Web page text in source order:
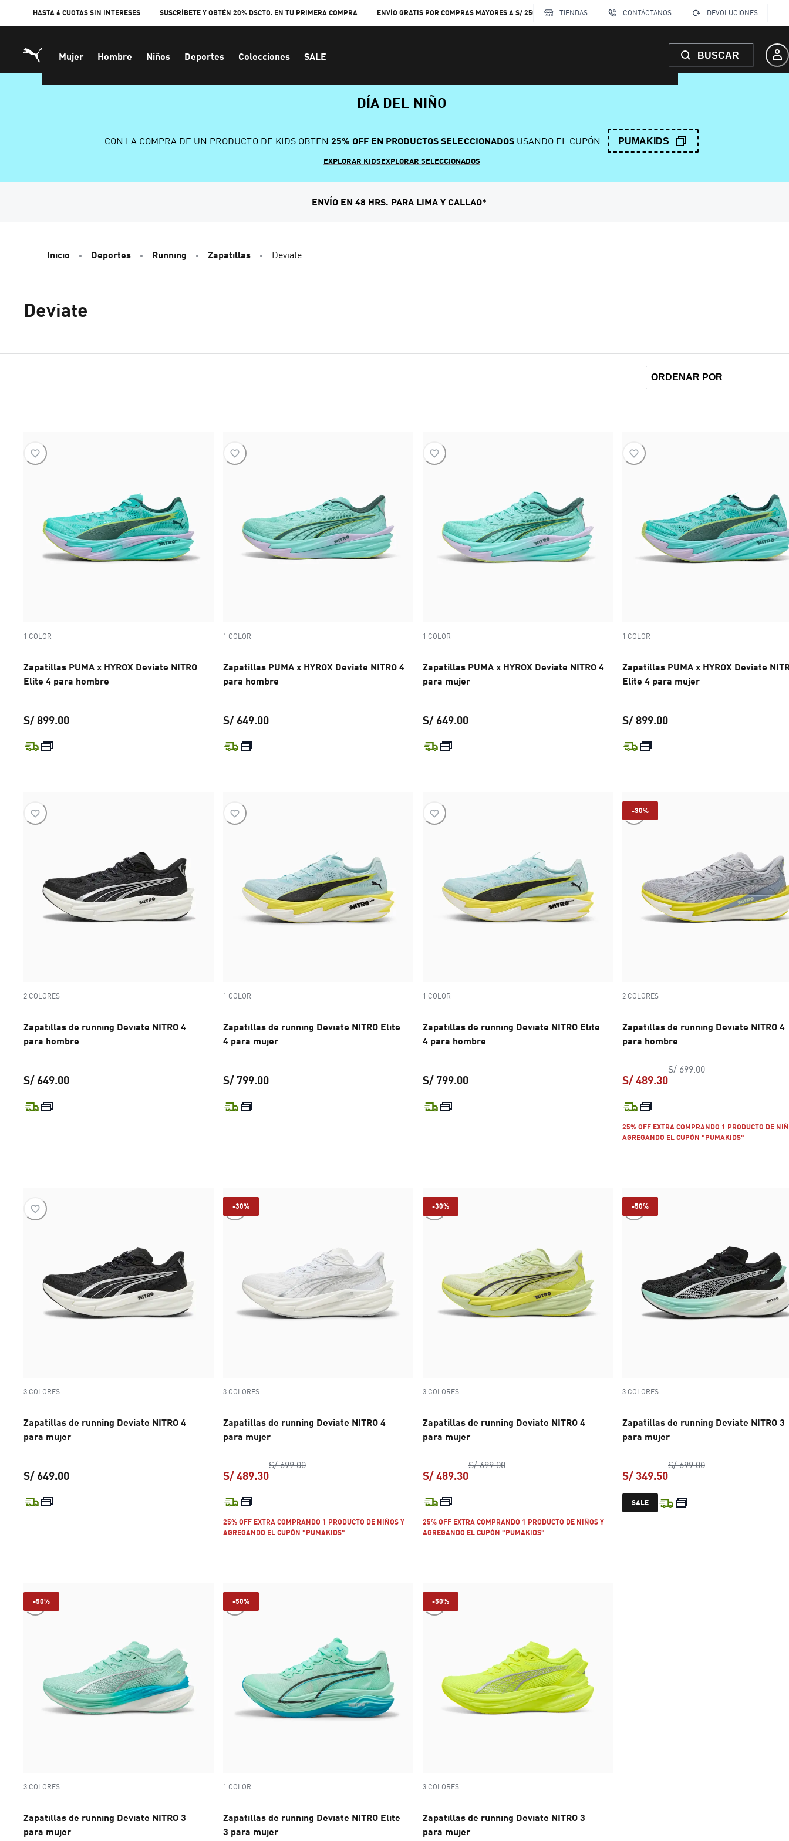
HASTA 6 CUOTAS SIN INTERESES SUSCRÍBETE Y OBTÉN 20% DSCTO. EN TU PRIMERA COMPRA ENVÍO GRATIS POR COMPRAS MAYORES A S/ 250 TIENDAS CONTÁCTANOS DEVOLUCIONES
Mujer Hombre Niños Deportes Colecciones SALE BUSCAR
DÍA DEL NIÑO
CON LA COMPRA DE UN PRODUCTO DE KIDS OBTEN 25% OFF EN PRODUCTOS SELECCIONADOSUSANDO EL CUPÓN PUMAKIDS
EXPLORAR KIDSEXPLORAR SELECCIONADOS
ENVÍO EN 48 HRS. PARA LIMA Y CALLAO*
Inicio Deportes Running Zapatillas Deviate
Deviate
1 COLOR
Zapatillas PUMA x HYROX Deviate NITRO
Elite 4 para hombre
S/ 899.00
1 COLOR
Zapatillas PUMA x HYROX Deviate NITRO 4
para hombre
S/ 649.00
1 COLOR
Zapatillas PUMA x HYROX Deviate NITRO 4
para mujer
S/ 649.00
1 COLOR
Zapatillas PUMA x HYROX Deviate
Elite 4 para mujer
S/ 899.00
2 COLORES
Zapatillas de running Deviate NITRO 4
para hombre
S/ 649.00
1 COLOR
Zapatillas de running Deviate NITRO Elite
4 para mujer
S/ 799.00
1 COLOR
Zapatillas de running Deviate NITRO Elite
4 para hombre
S/ 799.00
-30%
2 COLORES
Zapatillas de running Deviate NITRO 4
para hombre
S/ 699.00precio original S/
S/ 489.30
25% OFF EXTRA COMPRANDO 1 PRODUCTO DE
AGREGANDO EL CUPÓN "PUMAKIDS"
3 COLORES
Zapatillas de running Deviate NITRO 4
para mujer
S/ 649.00
-30%
3 COLORES
Zapatillas de running Deviate NITRO 4
para mujer
S/ 699.00precio original S/ 699.00
S/ 489.30
25% OFF EXTRA COMPRANDO 1 PRODUCTO DE NIÑOS Y
AGREGANDO EL CUPÓN "PUMAKIDS"
-30%
3 COLORES
Zapatillas de running Deviate NITRO 4
para mujer
S/ 699.00precio original S/ 699.00
S/ 489.30
25% OFF EXTRA COMPRANDO 1 PRODUCTO DE NIÑOS Y
AGREGANDO EL CUPÓN "PUMAKIDS"
-50%
3 COLORES
Zapatillas de running Deviate NITRO 3
para mujer
S/ 699.00precio original S/
S/ 349.50
precio actual S/ 349.50
SALE
-50%
3 COLORES
Zapatillas de running Deviate NITRO 3
para mujer
-50%
1 COLOR
Zapatillas de running Deviate NITRO Elite
3 para mujer
-50%
3 COLORES
Zapatillas de running Deviate NITRO 3
para mujer